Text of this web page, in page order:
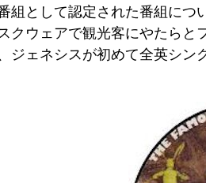
組として認定された番組に
クウェアで観光客にやたらと
ジェネシスが初めて全英シン